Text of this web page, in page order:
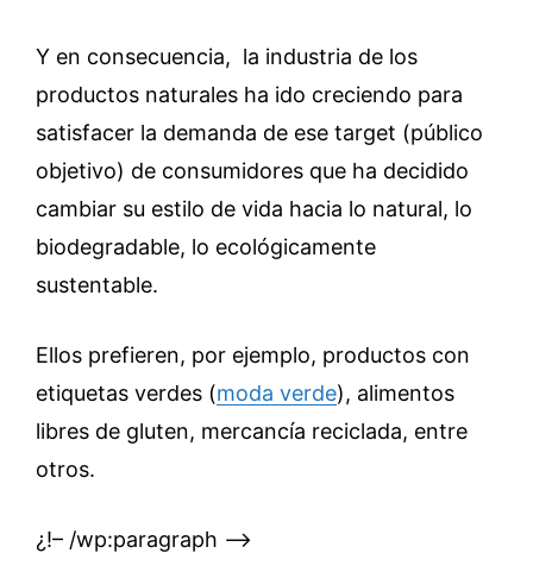
Y en consecuencia, la industria de los
productos naturales ha ido creciendo para
satisfacer la demanda de ese target (público
objetivo) de consumidores que ha decidido
cambiar su estilo de vida hacia lo natural, lo
biodegradable, lo ecológicamente
sustentable.
Ellos prefieren, por ejemplo, productos con
etiquetas verdes (moda verde), alimentos
libres de gluten, mercancía reciclada, entre
otros.
¿!– /wp:paragraph –>